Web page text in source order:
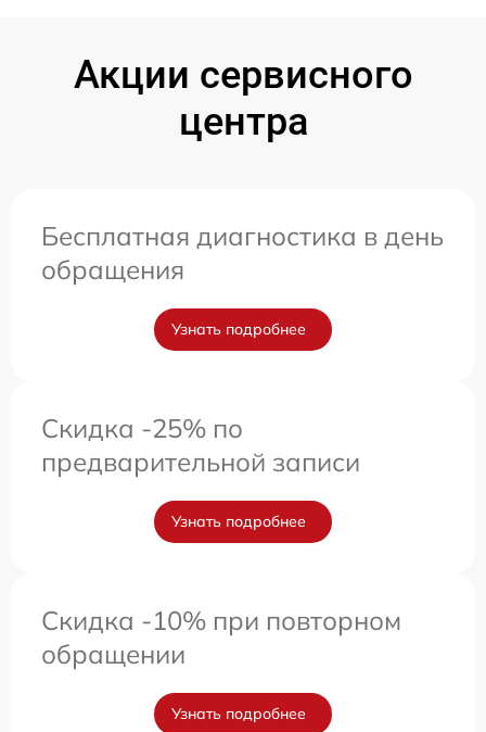
Акции сервисного
центра
Бесплатная диагностика в день
обращения
Узнать подробнее
Скидка -25% по
предварительной записи
Узнать подробнее
Скидка -10% при повторном
обращении
Узнать подробнее